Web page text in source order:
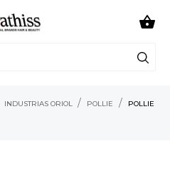

INDUSTRIAS ORIOL POLLIE POLLIE